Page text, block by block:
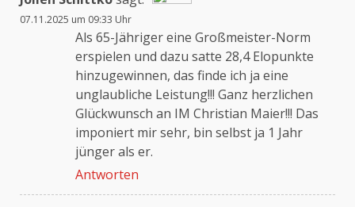
Das „Echte-Person“-Abzeichen!
Anti-Spam von CleanTalk
07.11.2025 um 09:33 Uhr
Als 65-Jähriger eine Großmeister-Norm
erspielen und dazu satte 28,4 Elopunkte
hinzugewinnen, das finde ich ja eine
unglaubliche Leistung!!! Ganz herzlichen
Glückwunsch an IM Christian Maier!!! Das
imponiert mir sehr, bin selbst ja 1 Jahr
jünger als er.
Antworten